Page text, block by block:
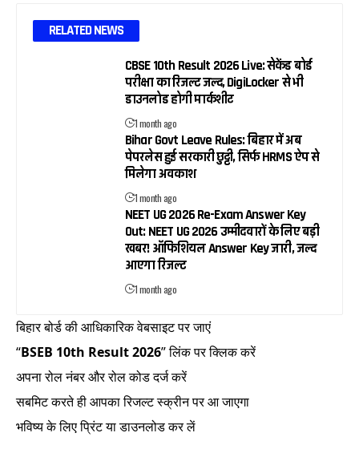
RELATED NEWS
CBSE 10th Result 2026 Live: सेकेंड बोर्ड
परीक्षा का रिजल्ट जल्द, DigiLocker से भी
डाउनलोड होगी मार्कशीट
1 month ago
Bihar Govt Leave Rules: बिहार में अब
पेपरलेस हुई सरकारी छुट्टी, सिर्फ HRMS ऐप से
मिलेगा अवकाश
1 month ago
NEET UG 2026 Re-Exam Answer Key
Out: NEET UG 2026 उम्मीदवारों के लिए बड़ी
खबर! ऑफिशियल Answer Key जारी, जल्द
आएगा रिजल्ट
1 month ago
बिहार बोर्ड की आधिकारिक वेबसाइट पर जाएं
“BSEB 10th Result 2026” लिंक पर क्लिक करें
अपना रोल नंबर और रोल कोड दर्ज करें
सबमिट करते ही आपका रिजल्ट स्क्रीन पर आ जाएगा
भविष्य के लिए प्रिंट या डाउनलोड कर लें